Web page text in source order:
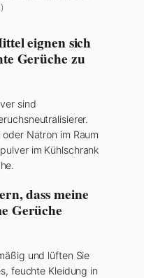
eignen sich
Gerüche zu
sind
Natron im Raum
im Kühlschrank
dass meine
Gerüche
und lüften Sie
feuchte Kleidung in